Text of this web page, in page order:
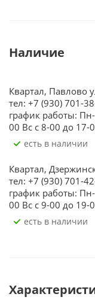
Наличие
Квартал, Павлово
тел: +7 (930) 701-
график работы:
00 Вс с 8-00 до 17-
Есть в наличии
Квартал,
тел: +7 (930) 701-
график работы:
00 Вс с 9-00 до 19-
Есть в наличии